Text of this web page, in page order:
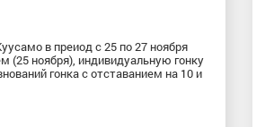
в преиод с 25 по 27 ноября
(25 ноября), индивидуальную гонку
гонка с отставанием на 10 и